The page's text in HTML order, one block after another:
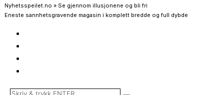
Nyhetsspeilet.no » Se gjennom illusjonene og bli fri
Eneste sannhetsgravende magasin i komplett bredde og full dybde